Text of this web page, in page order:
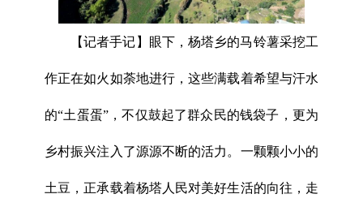
【记者手记】眼下，杨塔乡的马铃薯采挖工
作正在如火如荼地进行，这些满载着希望与汗水
的“土蛋蛋”，不仅鼓起了群众民的钱袋子，更为
乡村振兴注入了源源不断的活力。一颗颗小小的
土豆，正承载着杨塔人民对美好生活的向往，走